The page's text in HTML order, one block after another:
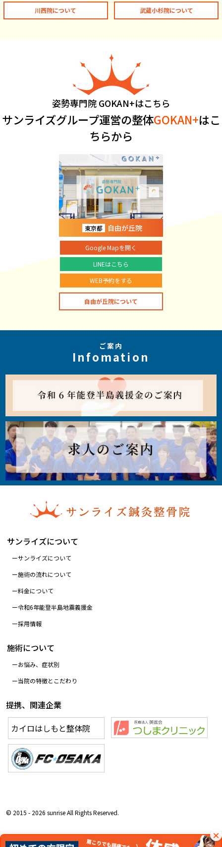
川西院について 武蔵小杉院について
姿勢専門院 GOKAN+はこちら
サンライズグループ運営の整体GOKAN+はこ
ちらから
東京都 自由が丘院
Google Mapを開く
LINEはこちら
WEB予約をする
自由が丘院について
ご案内
Infomation
サンライズについて
サンライズについて
施術の流れについて
料金について
令和6年能登半島地震義援金
採用情報
施術について
お悩み、症状別
当院の特徴とこだわり
提携、関連企業
カイロはしもと整体院
© 2015 - 2026 sunrise All Rights Reserved.
×